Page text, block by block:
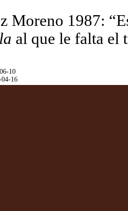
Moreno 1987:
al que le falta
10
04-16